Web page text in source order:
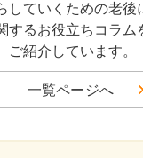
していくための老後
するお役立ちコラム
ご紹介しています。
一覧ページへ